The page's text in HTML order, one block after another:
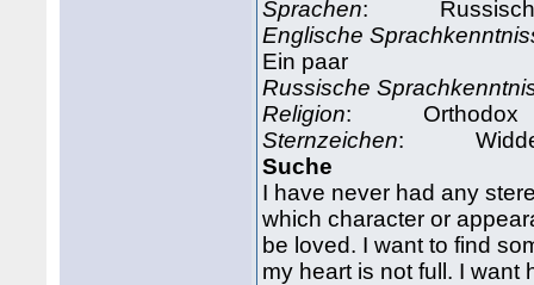
Sprachen: Russisch
Englische
Ein paar
Russische
Religion: Orthodox
Sternzeichen:
Suche
I have never had any
which character or
be loved. I want to find
my heart is not full. I want